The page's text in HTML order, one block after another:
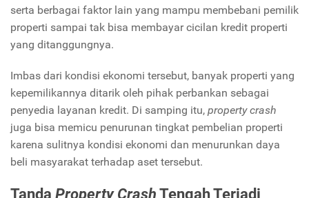
serta berbagai faktor lain yang mampu membebani pemilik
properti sampai tak bisa membayar cicilan kredit properti
yang ditanggungnya.
Imbas dari kondisi ekonomi tersebut, banyak properti yang
kepemilikannya ditarik oleh pihak perbankan sebagai
penyedia layanan kredit. Di samping itu, property crash
juga bisa memicu penurunan tingkat pembelian properti
karena sulitnya kondisi ekonomi dan menurunkan daya
beli masyarakat terhadap aset tersebut.
Tanda Property CrashTengah Terjadi